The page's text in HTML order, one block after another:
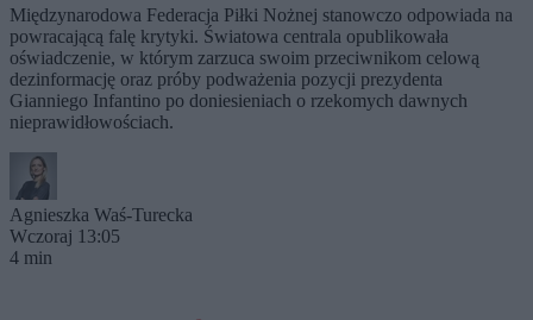
Międzynarodowa Federacja Piłki Nożnej stanowczo odpowiada na
powracającą falę krytyki. Światowa centrala opublikowała
oświadczenie, w którym zarzuca swoim przeciwnikom celową
dezinformację oraz próby podważenia pozycji prezydenta
Gianniego Infantino po doniesieniach o rzekomych dawnych
nieprawidłowościach.
Agnieszka Waś-Turecka
Wczoraj 13:05
4 min